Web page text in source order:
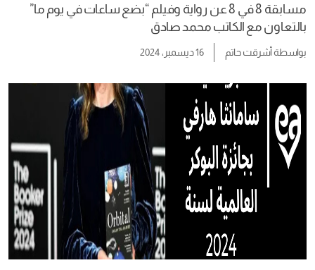
مسابقة 8 في 8 عن رواية وفيلم “بضع ساعات في يوم ما”
بالتعاون مع الكاتب محمد صادق
بواسطةأشرقت حاتم 16 ديسمبر، 2024